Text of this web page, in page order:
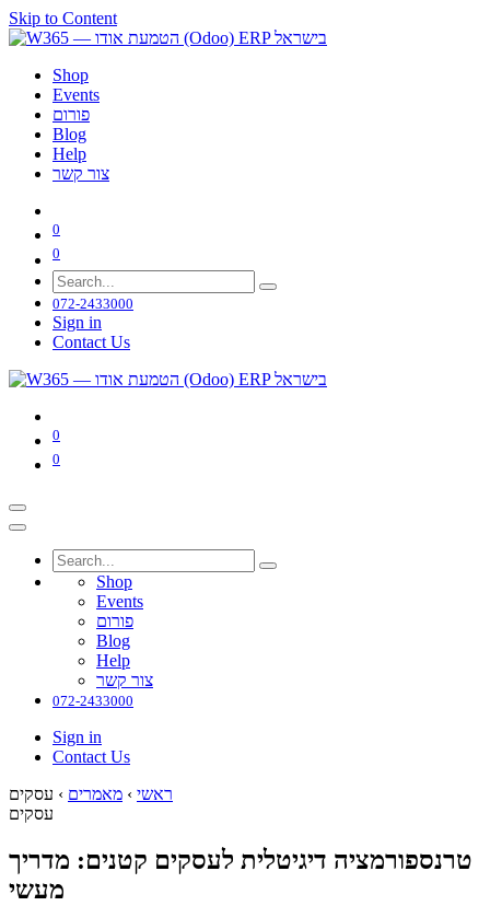
Skip to Content
Shop
Events
פורום
Blog
Help
צור קשר
0
0
072-2433000
Sign in
Contact Us
0
0
Shop
Events
פורום
Blog
Help
צור קשר
072-2433000
Sign in
Contact Us
ראשי › מאמרים › עסקים
עסקים
טרנספורמציה דיגיטלית לעסקים קטנים: מדריך
מעשי